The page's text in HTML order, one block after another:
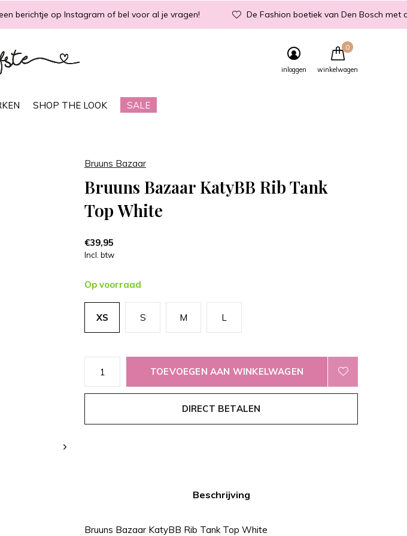
SHOP THE LOOK SALE
inloggen winkelwagen
0
berichtje op Instagram of bel voor al je vragen! De Fashion boetiek van Den Bosch met
Bruuns Bazaar
Bruuns Bazaar KatyBB Rib Tank
Top White
€39,95
Incl. btw
Op voorraad
XS S M L
TOEVOEGEN AAN WINKELWAGEN
DIRECT BETALEN
Beschrijving
Bruuns Bazaar KatyBB Rib Tank Top White